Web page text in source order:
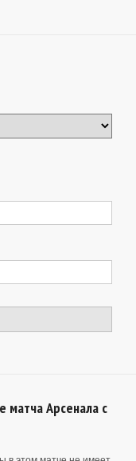
матча Арсенала с